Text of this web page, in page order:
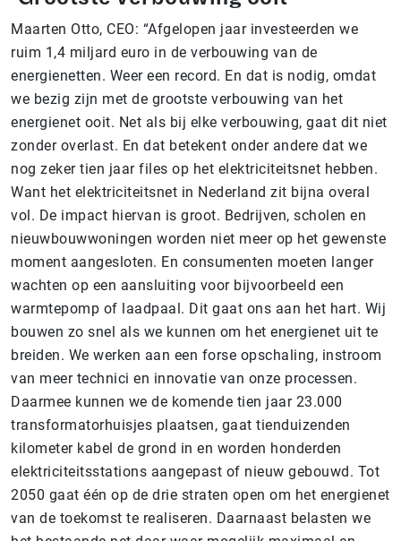
Maarten Otto, CEO: “Afgelopen jaar investeerden we
ruim 1,4 miljard euro in de verbouwing van de
energienetten. Weer een record. En dat is nodig, omdat
we bezig zijn met de grootste verbouwing van het
energienet ooit. Net als bij elke verbouwing, gaat dit niet
zonder overlast. En dat betekent onder andere dat we
nog zeker tien jaar files op het elektriciteitsnet hebben.
Want het elektriciteitsnet in Nederland zit bijna overal
vol. De impact hiervan is groot. Bedrijven, scholen en
nieuwbouwwoningen worden niet meer op het gewenste
moment aangesloten. En consumenten moeten langer
wachten op een aansluiting voor bijvoorbeeld een
warmtepomp of laadpaal. Dit gaat ons aan het hart. Wij
bouwen zo snel als we kunnen om het energienet uit te
breiden. We werken aan een forse opschaling, instroom
van meer technici en innovatie van onze processen.
Daarmee kunnen we de komende tien jaar 23.000
transformatorhuisjes plaatsen, gaat tienduizenden
kilometer kabel de grond in en worden honderden
elektriciteitsstations aangepast of nieuw gebouwd. Tot
2050 gaat één op de drie straten open om het energienet
van de toekomst te realiseren. Daarnaast belasten we